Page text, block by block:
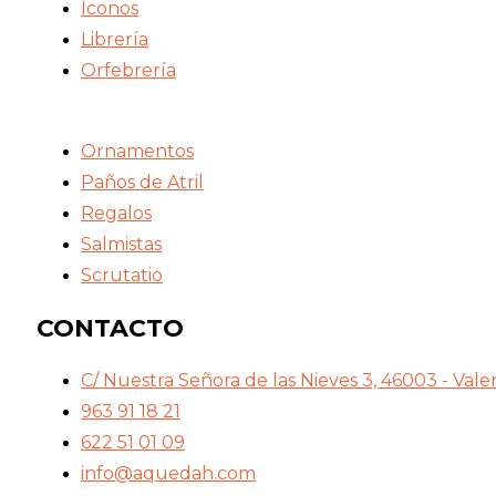
Iconos
Librería
Orfebrería
Ornamentos
Paños de Atril
Regalos
Salmistas
Scrutatio
CONTACTO
C/ Nuestra Señora de las Nieves 3, 46003 -
963 91 18 21
622 51 01 09
info@aquedah.com